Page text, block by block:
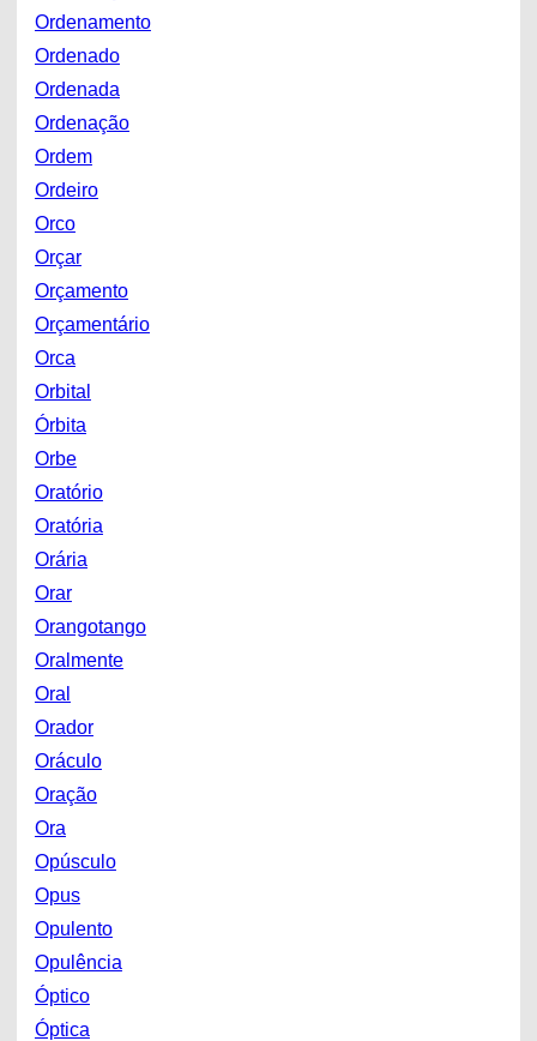
Ordenamento
Ordenado
Ordenada
Ordenação
Ordem
Ordeiro
Orco
Orçar
Orçamento
Orçamentário
Orca
Orbital
Órbita
Orbe
Oratório
Oratória
Orária
Orar
Orangotango
Oralmente
Oral
Orador
Oráculo
Oração
Ora
Opúsculo
Opus
Opulento
Opulência
Óptico
Óptica